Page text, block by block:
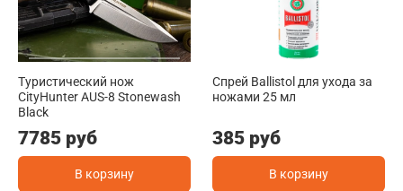
Туристичеcкий нож
CityHunter AUS-8 Stonewash
Black
7785 руб
В корзину
Спрей Ballistol для ухода за
ножами 25 мл
385 руб
В корзину